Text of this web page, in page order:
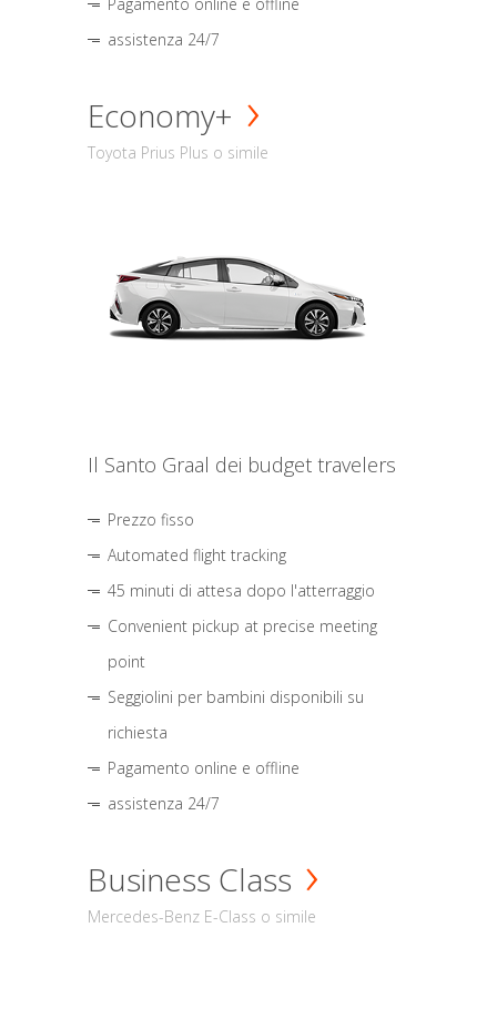
assistenza 24/7
Economy+
Toyota Prius Plus o simile
Il Santo Graal dei budget travelers
Prezzo fisso
Automated flight tracking
45 minuti di attesa dopo l'atterraggio
Convenient pickup at precise meeting
point
Seggiolini per bambini disponibili su
richiesta
Pagamento online e offline
assistenza 24/7
Business Class
Mercedes-Benz E-Class o simile